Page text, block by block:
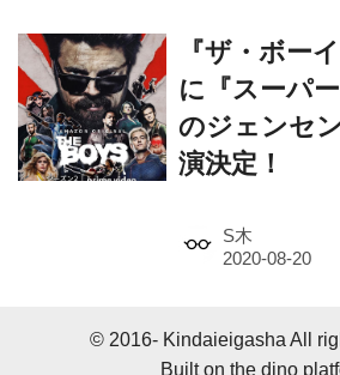
『ザ・ボー
に『スーパ
のジェンセ
演決定！
S木
© 2016- Kindaieigasha All
Built on the dino